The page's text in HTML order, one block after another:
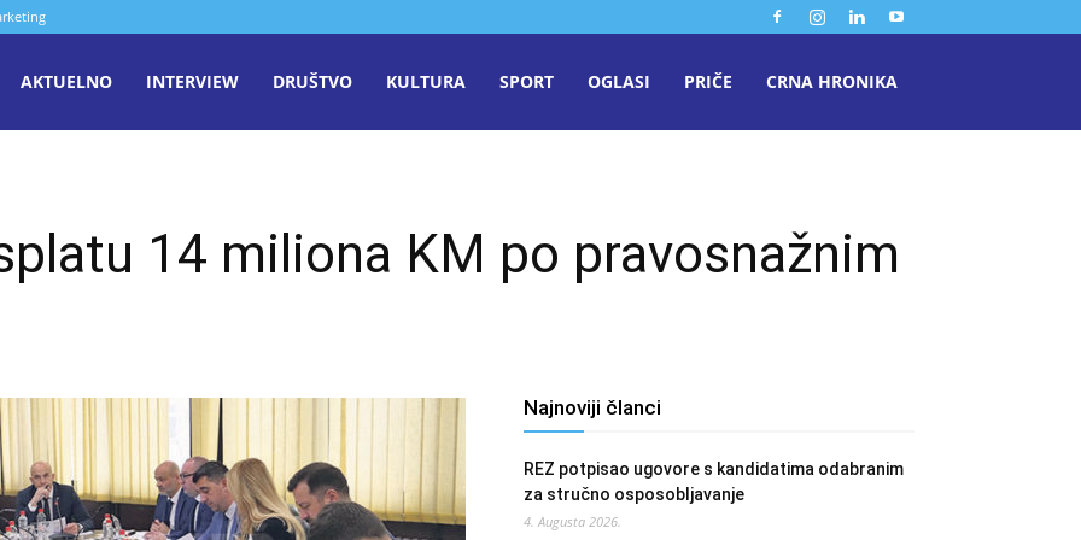
AKTUELNO INTERVIEW DRUŠTVO KULTURA SPORT OGLASI PRIČE CRNA HRONIKA
14 miliona KM po pravosnažnim
Najnoviji članci
REZ potpisao ugovore s kandidatima odabranim
za stručno osposobljavanje
4. Augusta 2026.